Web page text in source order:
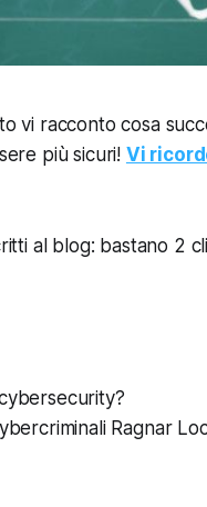
vi racconto cosa
più sicuri! Vi
al blog: bastano 2
Ragnar